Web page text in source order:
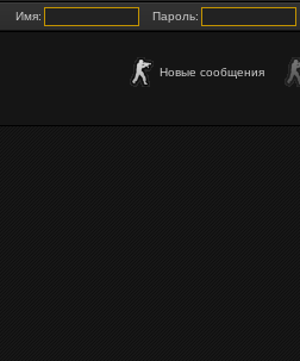
Имя: Пароль:
Новые сообщения